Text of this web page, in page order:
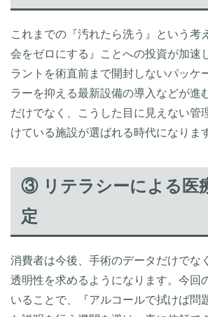
これまでの『汚れたら洗う』という考
会をゼロにする』ことへの投資が加速
ラントを術直前まで開封しないパッケ
ラーを抑える最新設備の導入などが進
だけでなく、こうした目に見えない管
けている施設が選ばれる時代になりま
③ リテラシーによる医
定
消費者は今後、手術のデータだけでな
透明性を求めるようになります。今回
いることで、『アルコールで拭けば問